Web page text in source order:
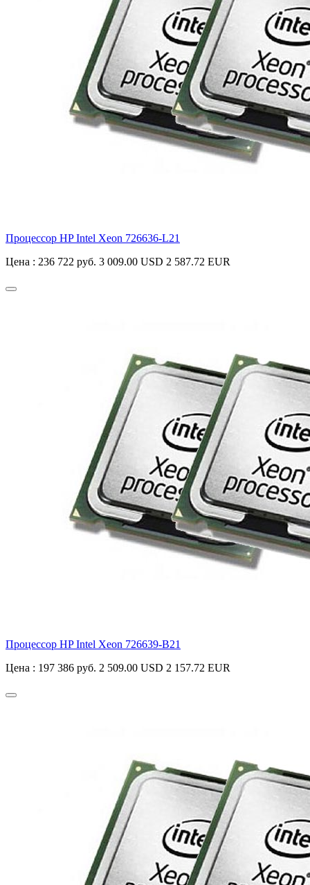
Процессор HP Intel Xeon 726636-L21
Цена : 236 722 руб. 3 009.00 USD 2 587.72 EUR
Процессор HP Intel Xeon 726639-B21
Цена : 197 386 руб. 2 509.00 USD 2 157.72 EUR